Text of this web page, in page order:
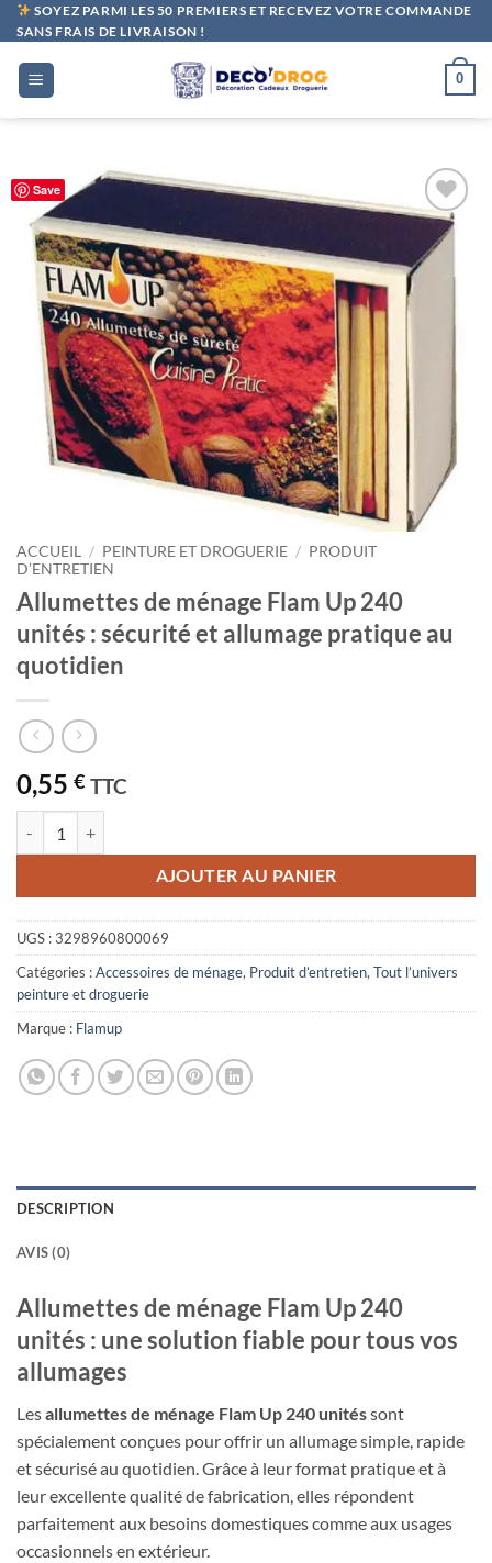
Passer
au
contenu
SOYEZ PARMI LES 50 PREMIERS ET RECEVEZ VOTRE COMMANDE
SANS FRAIS DE LIVRAISON !
0
Save
Ajouter
à la liste
souhaits
ACCUEIL / PEINTURE ET DROGUERIE / PRODUIT
D’ENTRETIEN
Allumettes de ménage Flam Up 240
unités : sécurité et allumage pratique au
quotidien
0,55 € TTC
AJOUTER AU PANIER
UGS :3298960800069
Catégories :Accessoires de ménage, Produit d’entretien, Tout l’univers
peinture et droguerie
Marque : Flamup
DESCRIPTION
AVIS (0)
Allumettes de ménage Flam Up 240
unités : une solution fiable pour tous vos
allumages
Lesallumettes de ménage Flam Up 240 unitéssont
spécialement conçues pour offrir un allumage simple, rapide
et sécurisé au quotidien. Grâce à leur format pratique et à
leur excellente qualité de fabrication, elles répondent
parfaitement aux besoins domestiques comme aux usages
occasionnels en extérieur.